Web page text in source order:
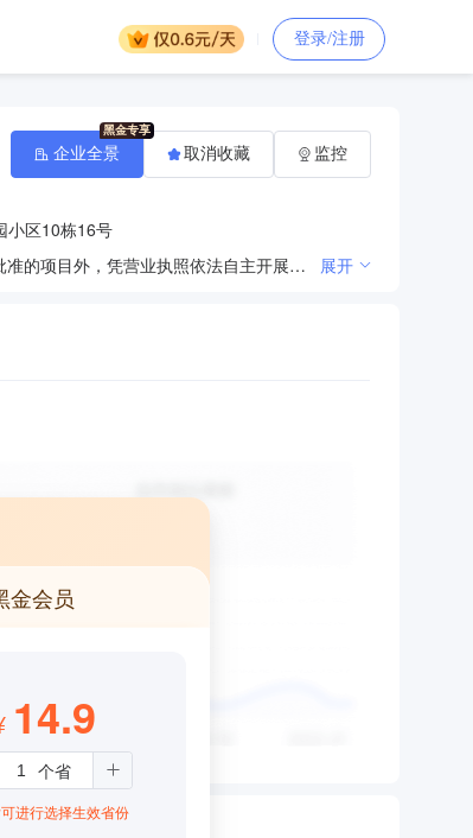
登录/注册
小区10栋16号
一般项目：金属矿石销售，非金属矿及制品销售，煤炭及制品销售，建筑材料销售，金属材料销售（除依法须经批准的项目外，凭营业执照依法自主开展经营活动） 展开
企业全景 取消收藏 监控
金会员
14.9
进行选择生效省份